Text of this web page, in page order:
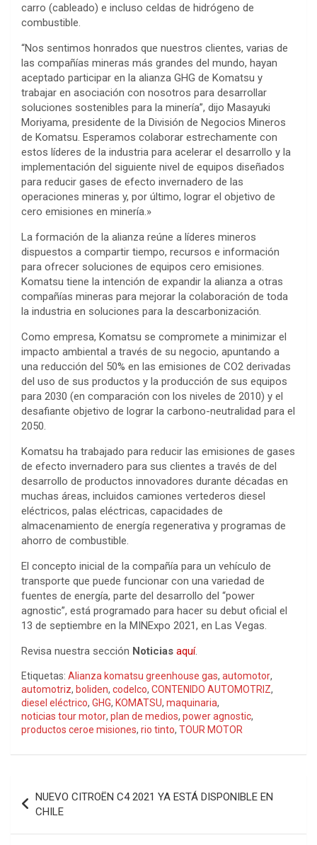
carro (cableado) e incluso celdas de hidrógeno de
combustible.
“Nos sentimos honrados que nuestros clientes, varias de
las compañías mineras más grandes del mundo, hayan
aceptado participar en la alianza GHG de Komatsu y
trabajar en asociación con nosotros para desarrollar
soluciones sostenibles para la minería”, dijo Masayuki
Moriyama, presidente de la División de Negocios Mineros
de Komatsu. Esperamos colaborar estrechamente con
estos líderes de la industria para acelerar el desarrollo y la
implementación del siguiente nivel de equipos diseñados
para reducir gases de efecto invernadero de las
operaciones mineras y, por último, lograr el objetivo de
cero emisiones en minería.»
La formación de la alianza reúne a líderes mineros
dispuestos a compartir tiempo, recursos e información
para ofrecer soluciones de equipos cero emisiones.
Komatsu tiene la intención de expandir la alianza a otras
compañías mineras para mejorar la colaboración de toda
la industria en soluciones para la descarbonización.
Como empresa, Komatsu se compromete a minimizar el
impacto ambiental a través de su negocio, apuntando a
una reducción del 50% en las emisiones de CO2 derivadas
del uso de sus productos y la producción de sus equipos
para 2030 (en comparación con los niveles de 2010) y el
desafiante objetivo de lograr la carbono-neutralidad para el
2050.
Komatsu ha trabajado para reducir las emisiones de gases
de efecto invernadero para sus clientes a través de del
desarrollo de productos innovadores durante décadas en
muchas áreas, incluidos camiones vertederos diesel
eléctricos, palas eléctricas, capacidades de
almacenamiento de energía regenerativa y programas de
ahorro de combustible.
El concepto inicial de la compañía para un vehículo de
transporte que puede funcionar con una variedad de
fuentes de energía, parte del desarrollo del “power
agnostic”, está programado para hacer su debut oficial el
13 de septiembre en la MINExpo 2021, en Las Vegas.
Revisa nuestra sección Noticias aquí.
Etiquetas: Alianza komatsu greenhouse gas, automotor,
automotriz, boliden, codelco, CONTENIDO AUTOMOTRIZ,
diesel eléctrico, GHG, KOMATSU, maquinaria,
noticias tour motor, plan de medios, power agnostic,
productos ceroe misiones, rio tinto, TOUR MOTOR
de
entradas
NUEVO CITROËN C4 2021 YA ESTÁ DISPONIBLE EN
CHILE